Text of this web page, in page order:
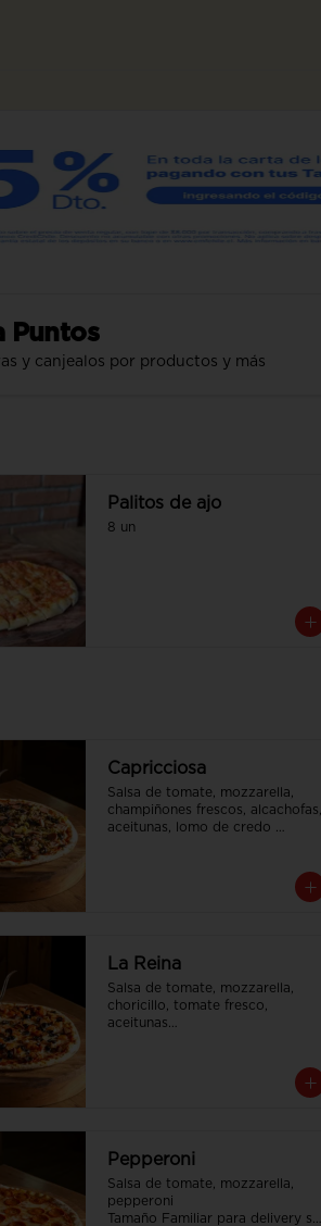
Puntos
y canjealos por productos y más
Palitos de ajo
8 un
Capricciosa
Salsa de tomate, mozzarella,
champiñones frescos, alcachofas,
aceitunas, lomo de credo
Tamaño Familiar para delivery se
La Reina
Salsa de tomate, mozzarella,
choricillo, tomate fresco,
aceitunas
Pepperoni
Salsa de tomate, mozzarella,
pepperoni
Tamaño Familiar para delivery se